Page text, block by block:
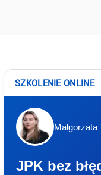
SZKOLENIE ONLINE
JPK bez